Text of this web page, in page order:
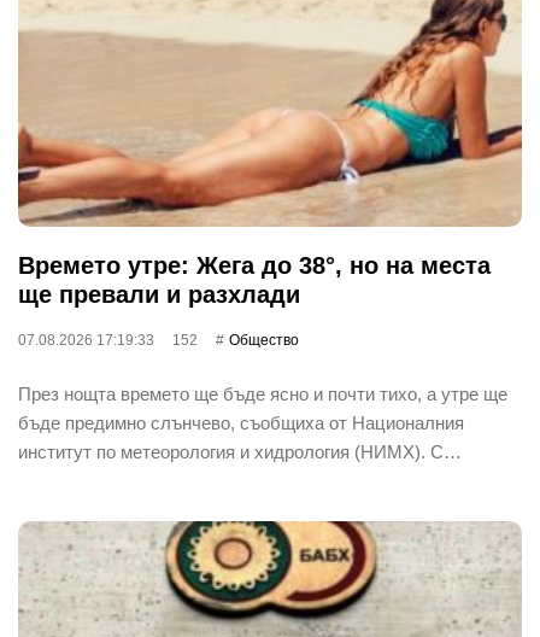
Времето утре: Жега до 38°, но на места
ще превали и разхлади
07.08.2026 17:19:33 152 Общество
През нощта времето ще бъде ясно и почти тихо, а утре ще
бъде предимно слънчево, съобщиха от Националния
институт по метеорология и хидрология (НИМХ). С…